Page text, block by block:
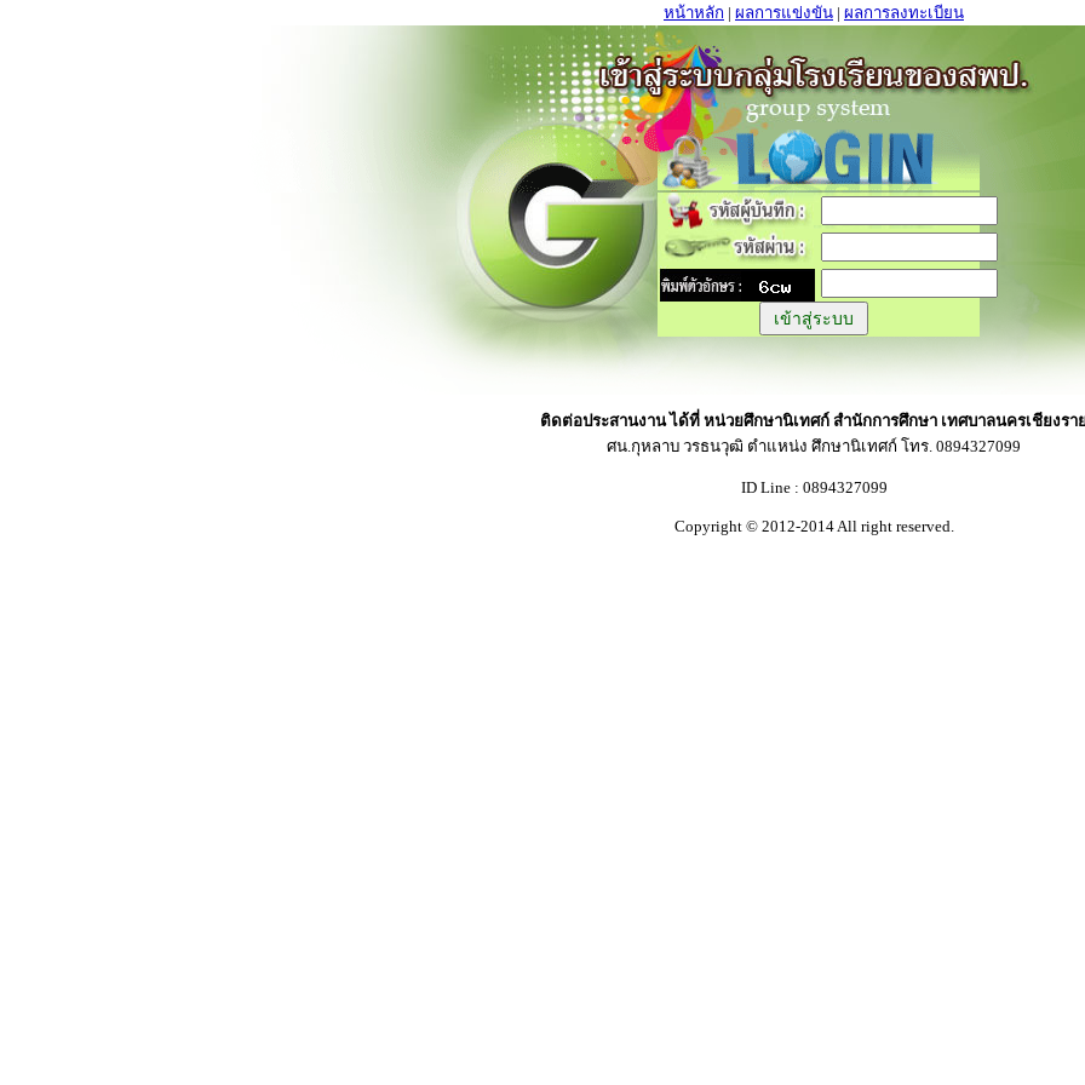
หน้าหลัก | ผลการแข่งขัน | ผลการลงทะเบียน
ติดต่อประสานงาน ได้ที่ หน่วยศึกษานิเทศก์ สำนักการศึกษา เทศบาลนครเชียงรา
ศน.กุหลาบ วรธนวุฒิ ตำแหน่ง ศึกษานิเทศก์ โทร. 0894327099
ID Line : 0894327099
Copyright © 2012-2014 All right reserved.